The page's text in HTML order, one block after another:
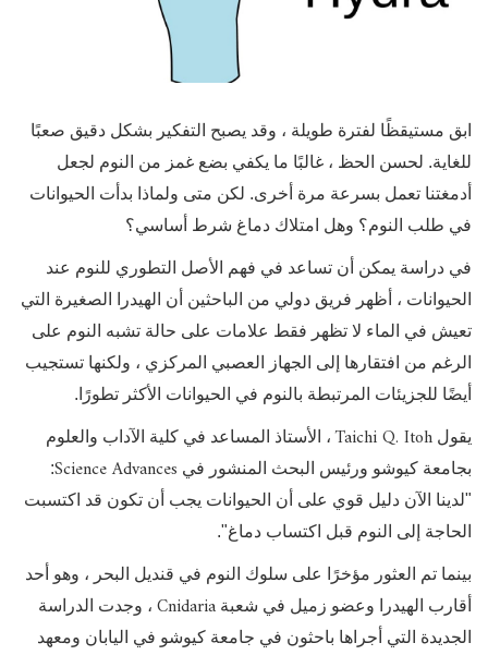
ابق مستيقظًا لفترة طويلة ، وقد يصبح التفكير بشكل دقيق صعبًا
للغاية. لحسن الحظ ، غالبًا ما يكفي بضع غمز من النوم لجعل
أدمغتنا تعمل بسرعة مرة أخرى. لكن متى ولماذا بدأت الحيوانات
في طلب النوم؟ وهل امتلاك دماغ شرط أساسي؟
في دراسة يمكن أن تساعد في فهم الأصل التطوري للنوم عند
الحيوانات ، أظهر فريق دولي من الباحثين أن الهيدرا الصغيرة التي
تعيش في الماء لا تظهر فقط علامات على حالة تشبه النوم على
الرغم من افتقارها إلى الجهاز العصبي المركزي ، ولكنها تستجيب
أيضًا للجزيئات المرتبطة بالنوم في الحيوانات الأكثر تطورًا.
يقول Taichi Q. Itoh ، الأستاذ المساعد في كلية الآداب والعلوم
بجامعة كيوشو ورئيس البحث المنشور في Science Advances
:
"لدينا الآن دليل قوي على أن الحيوانات يجب أن تكون قد اكتسبت
الحاجة إلى النوم قبل اكتساب دماغ".
بينما تم العثور مؤخرًا على سلوك النوم في قنديل البحر ، وهو أحد
أقارب الهيدرا وعضو زميل في شعبة Cnidaria ، وجدت الدراسة
الجديدة التي أجراها باحثون في جامعة كيوشو في اليابان ومعهد